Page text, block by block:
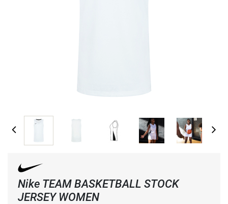
Nike TEAM BASKETBALL STOCK
JERSEY WOMEN